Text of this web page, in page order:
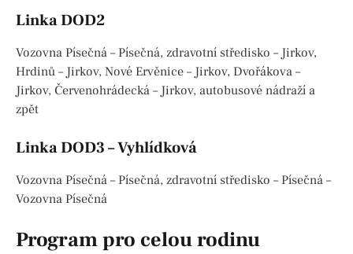
Linka DOD2
Vozovna Písečná – Písečná, zdravotní středisko – Jirkov,
Hrdinů – Jirkov, Nové Ervěnice – Jirkov, Dvořákova –
Jirkov, Červenohrádecká – Jirkov, autobusové nádraží a
zpět
Linka DOD3 – Vyhlídková
Vozovna Písečná – Písečná, zdravotní středisko – Písečná –
Vozovna Písečná
Program pro celou rodinu